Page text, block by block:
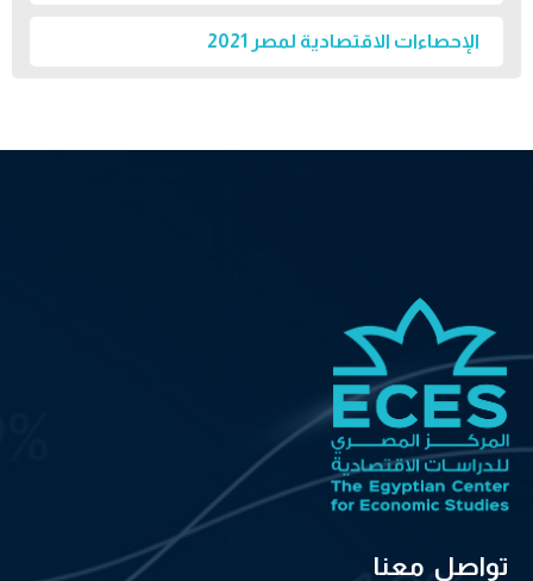
الإحصاءات الاقتصادية لمصر 2021
تواصل معنا